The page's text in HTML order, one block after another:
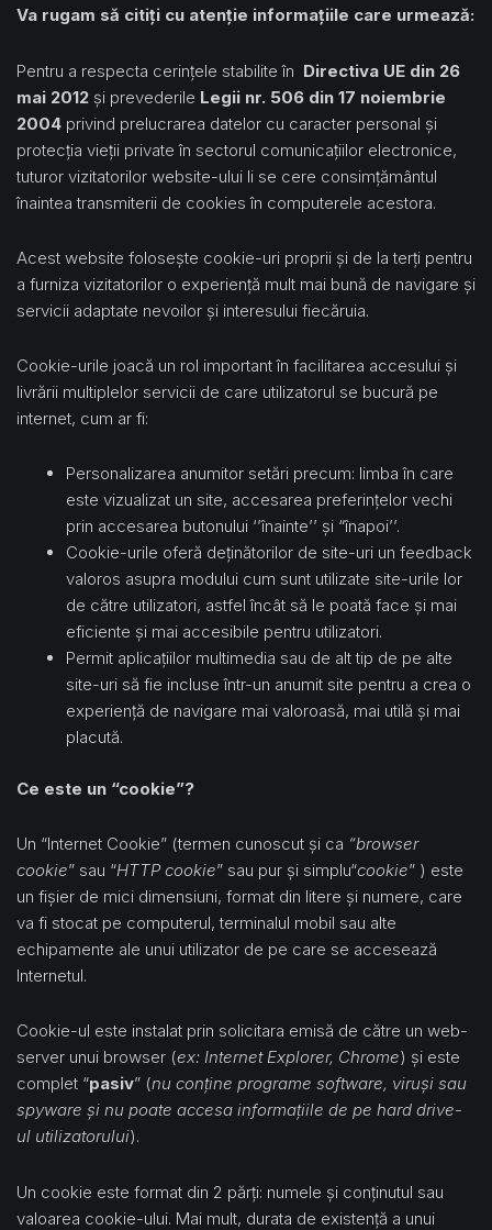
Va rugam să citiți cu atenție informațiile care urmează:
Pentru a respecta cerințele stabilite în Directiva UE din 26
mai 2012 și prevederile Legii nr. 506 din 17 noiembrie
2004 privind prelucrarea datelor cu caracter personal şi
protecţia vieţii private în sectorul comunicaţiilor electronice,
tuturor vizitatorilor website-ului li se cere consimțământul
înaintea transmiterii de cookies în computerele acestora.
Acest website folosește cookie-uri proprii și de la terți pentru
a furniza vizitatorilor o experiență mult mai bună de navigare și
servicii adaptate nevoilor și interesului fiecăruia.
Cookie-urile joacă un rol important în facilitarea accesului și
livrării multiplelor servicii de care utilizatorul se bucură pe
internet, cum ar fi:
Personalizarea anumitor setări precum: limba în care
este vizualizat un site, accesarea preferințelor vechi
prin accesarea butonului ‘’înainte’’ și “înapoi’’.
Cookie-urile oferă deținătorilor de site-uri un feedback
valoros asupra modului cum sunt utilizate site-urile lor
de către utilizatori, astfel încât să le poată face și mai
eficiente și mai accesibile pentru utilizatori.
Permit aplicațiilor multimedia sau de alt tip de pe alte
site-uri să fie incluse într-un anumit site pentru a crea o
experiență de navigare mai valoroasă, mai utilă și mai
placută.
Ce este un “cookie”?
Un “Internet Cookie” (termen cunoscut și ca “browser
cookie” sau “HTTP cookie” sau pur și simplu“cookie” ) este
un fișier de mici dimensiuni, format din litere și numere, care
va fi stocat pe computerul, terminalul mobil sau alte
echipamente ale unui utilizator de pe care se accesează
Internetul.
Cookie-ul este instalat prin solicitara emisă de către un web-
server unui browser (ex: Internet Explorer, Chrome) și este
complet “pasiv” (nu conține programe software, viruși sau
spyware și nu poate accesa informațiile de pe hard drive-
ul utilizatorului).
Un cookie este format din 2 părți: numele și conținutul sau
valoarea cookie-ului. Mai mult, durata de existență a unui